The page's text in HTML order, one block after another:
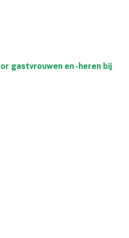
gastvrouwen en -heren bij